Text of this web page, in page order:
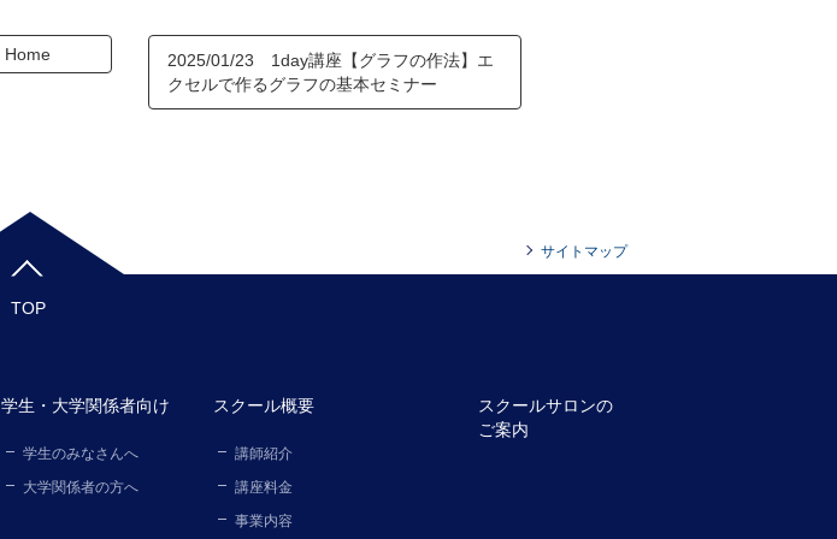
Home
2025/01/23 1day講座【グラフの作法】エ
クセルで作るグラフの基本セミナー
TOP
サイトマップ
学生・大学関係者向け
学生のみなさんへ
大学関係者の方へ
スクール概要
講師紹介
講座料金
事業内容
スクールサロンの
ご案内